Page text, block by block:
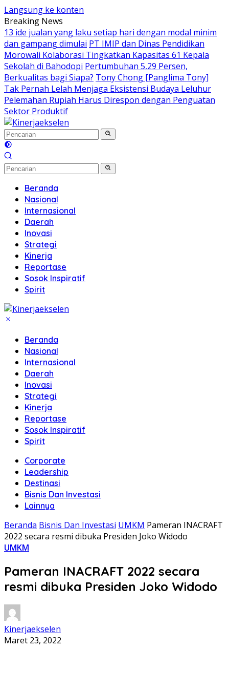
Langsung ke konten
Breaking News
13 ide jualan yang laku setiap hari dengan modal minim
dan gampang dimulai PT IMIP dan Dinas Pendidikan
Morowali Kolaborasi Tingkatkan Kapasitas 61 Kepala
Sekolah di Bahodopi Pertumbuhan 5,29 Persen,
Berkualitas bagi Siapa? Tony Chong [Panglima Tony]
Tak Pernah Lelah Menjaga Eksistensi Budaya Leluhur
Pelemahan Rupiah Harus Direspon dengan Penguatan
Sektor Produktif
Beranda
Nasional
Internasional
Daerah
Inovasi
Strategi
Kinerja
Reportase
Sosok Inspiratif
Spirit
Beranda
Nasional
Internasional
Daerah
Inovasi
Strategi
Kinerja
Reportase
Sosok Inspiratif
Spirit
Corporate
Leadership
Destinasi
Bisnis Dan Investasi
Lainnya
Beranda Bisnis Dan Investasi UMKM Pameran INACRAFT
2022 secara resmi dibuka Presiden Joko Widodo
UMKM
Pameran INACRAFT 2022 secara
resmi dibuka Presiden Joko Widodo
Kinerjaekselen
Maret 23, 2022